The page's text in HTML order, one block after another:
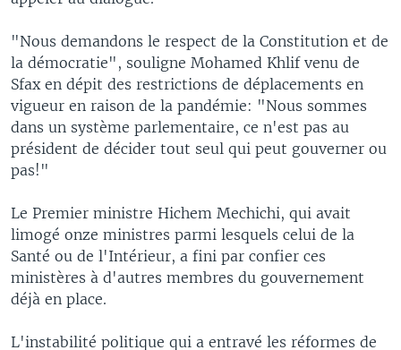
"Nous demandons le respect de la Constitution et de
la démocratie", souligne Mohamed Khlif venu de
Sfax en dépit des restrictions de déplacements en
vigueur en raison de la pandémie: "Nous sommes
dans un système parlementaire, ce n'est pas au
président de décider tout seul qui peut gouverner ou
pas!"
Le Premier ministre Hichem Mechichi, qui avait
limogé onze ministres parmi lesquels celui de la
Santé ou de l'Intérieur, a fini par confier ces
ministères à d'autres membres du gouvernement
déjà en place.
L'instabilité politique qui a entravé les réformes de